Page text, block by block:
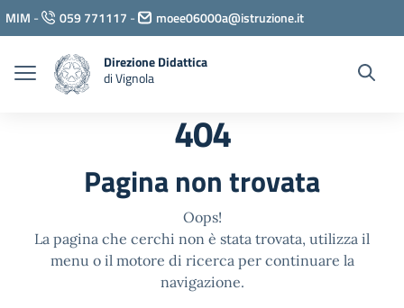
Vai ai contenuti
Vai al menu di navigazione
Vai al footer
MIM - 059 771117 - moee06000a@istruzione.it
Direzione Didattica
di Vignola
404
Pagina non trovata
Oops!
La pagina che cerchi non è stata trovata, utilizza il
menu o il motore di ricerca per continuare la
navigazione.